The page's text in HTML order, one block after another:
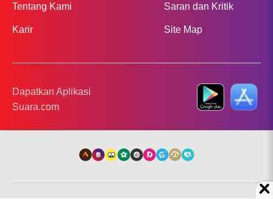
Tentang Kami
Karir
Saran dan Kritik
Site Map
Dapatkan Aplikasi
Suara.com